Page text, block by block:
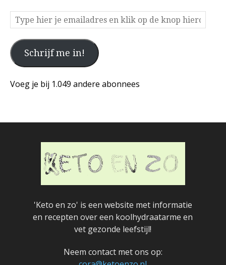
Type
hier
je
emailadres
en
op
Schrijf me in!
Voeg je bij 1.049 andere abonnees
'Keto en zo' is een website met informatie
en recepten over een koolhydraatarme en
vet gezonde leefstijl!
Neem contact met ons op: